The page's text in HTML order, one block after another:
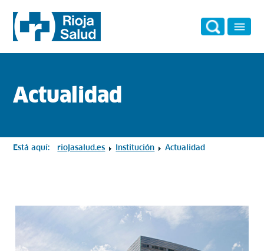
Actualidad
Está aquí: riojasalud.es Institución Actualidad